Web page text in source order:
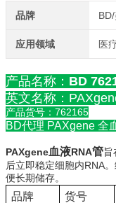
品牌
应用领域 医
产品名称： BD
英文名称：
产品货号：762165
BD代理 PAXgene 全
PAXgene血液RNA管
后立即稳定细胞内RNA
便长期储存。
品牌 货号